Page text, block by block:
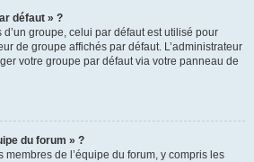
défaut » ?
groupe, celui par défaut est utilisé pour
de groupe affichés par défaut. L’administrateur
votre groupe par défaut via votre panneau de
du forum » ?
de l’équipe du forum, y compris les